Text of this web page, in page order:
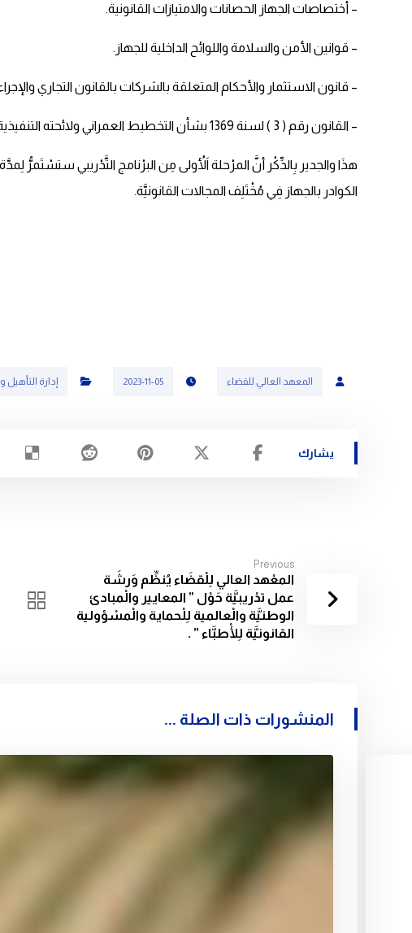
– أختصاصات الجهاز الحصانات والامتيازات القانونية.
– قوانين الأمن والسلامة واللوائح الداخلية للجهاز.
– قانون الاستثمار والأحكام المتعلقة بالشركات بالقانون التجاري
– القانون رقم ( 3 ) لسنة 1369 بشأن التخطيط العمراني ولائحته التنفيذية.
هذَا والجدير بِالذِّكْر أنَّ المرْحلة اَلأُولى مِن البرْنامج التَّدْريبي
الكوادر بالجهاز فِي مُخْتَلِف المجالات القانونيَّة.
المعهد العالي للقضاء 2023-11-05 إدارة التأهيل
Previous
المعْهد العالي لِلْقضَاء يُنظِّم وَرشَة
عمل تدْريبيَّة حَوْل ” المعايير والْمبادئ
الوطنيَّة والْعالمية لِلْحماية والْمسْؤولية
القانونيَّة لِلْأطبَّاء ” .
المنشورات ذات الصلة ...